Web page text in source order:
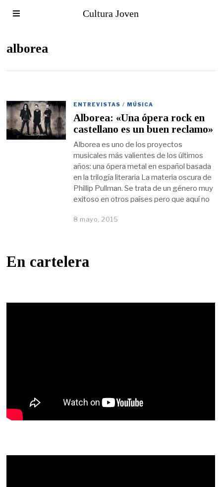
Cultura Joven
alborea
ENTREVISTAS / MÚSICA
Alborea: «Una ópera rock en
castellano es un buen reclamo»
Alborea es uno de los proyectos
musicales más valientes de los últimos
años: una ópera metal en español basada
en la trilogía literaria La materia oscura de
Phillip Pullman. Se trata de un género muy
exitoso en otros países pero que aquí no
8 mayo, 2015
En cartelera